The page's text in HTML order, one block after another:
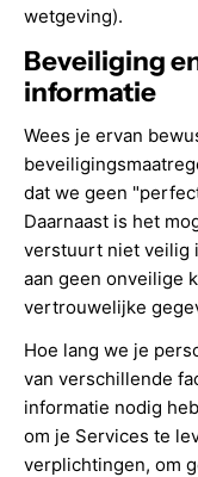
wetgeving).
Beveiliging
informatie
Wees je ervan
dat we geen
Daarnaast is het
verstuurt niet veilig
aan geen onveilige
vertrouwelijke
Hoe lang we je
van verschillende
informatie nodig
om je Services te
verplichtingen, om